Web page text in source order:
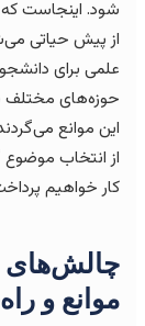
اینجاست که
پیش حیاتی می‌شود.
برای
مختلف
موانع می‌گردند. ما
انتخاب موضوع
خواهیم پرداخت.
و